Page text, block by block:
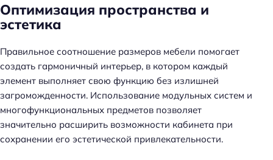
Оптимизация пространства и
эстетика
Правильное соотношение размеров мебели помогает
создать гармоничный интерьер, в котором каждый
элемент выполняет свою функцию без излишней
загроможденности. Использование модульных систем и
многофункциональных предметов позволяет
значительно расширить возможности кабинета при
сохранении его эстетической привлекательности.